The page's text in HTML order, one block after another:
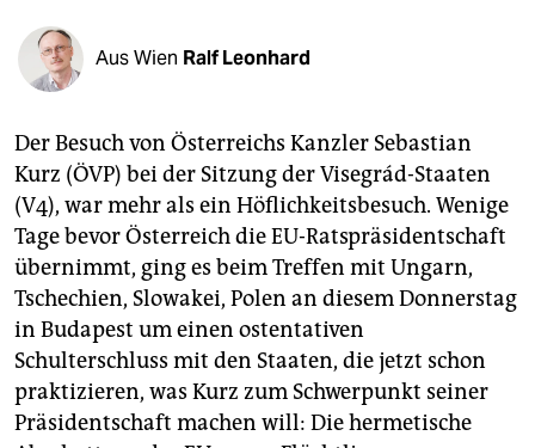
shop
fragen & hilfe
unterstützen
abo
genossenschaft
epaper login
Aus Wien Ralf Leonhard
Der Besuch von Österreichs Kanzler Sebastian
Kurz (ÖVP) bei der Sitzung der Visegrád-Staaten
(V4), war mehr als ein Höflichkeitsbesuch. Wenige
Tage bevor Österreich die EU-Ratspräsidentschaft
übernimmt, ging es beim Treffen mit Ungarn,
Tschechien, Slowakei, Polen an diesem Donnerstag
in Budapest um einen ostentativen
Schulterschluss mit den Staaten, die jetzt schon
praktizieren, was Kurz zum Schwerpunkt seiner
Präsidentschaft machen will: Die hermetische